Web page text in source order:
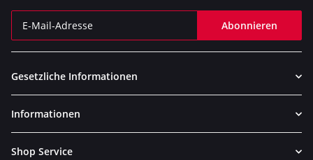
Abonnieren
Gesetzliche Informationen
Informationen
Shop Service